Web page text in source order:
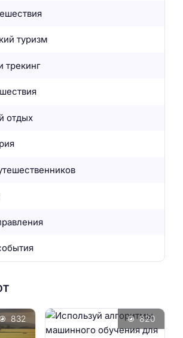
туризм
трекинг
отдых
832 820